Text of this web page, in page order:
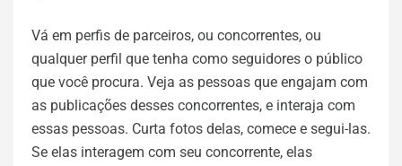
Vá em perfis de parceiros, ou concorrentes, ou
qualquer perfil que tenha como seguidores o público
que você procura. Veja as pessoas que engajam com
as publicações desses concorrentes, e interaja com
essas pessoas. Curta fotos delas, comece e segui-las.
Se elas interagem com seu concorrente, elas